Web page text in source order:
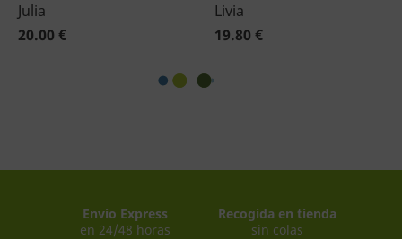
Julia
20.00 €
Livia
19.80 €
Envio Express
en 24/48 horas
Recogida en tienda
sin colas